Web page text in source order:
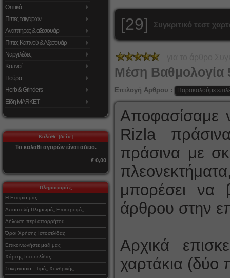
Οπτικά
Πίπες τσιγάρων
Αναπτήρες & αξεσουάρ
Πίπες Καπνού & Αξεσουάρ
Ναργιλέδες
Καπνοί
Πούρα
Herb & Grinders
Είδη MARKET
Καλάθι [δείτε]
Το καλάθι αγορών είναι άδειο.
€ 0,00
Πληροφορίες
Η Εταιρία μας
Αποστολή-Πληρωμές-Επιστροφές
Δήλωση περί απορρήτου
Όροι Χρήσης Ιστοσελίδας
Επικοινωνήστε μαζί μας
Χάρτης Ιστοσελίδας
Συνεργασία - Τιμές Χονδρικής
[29] Συγκριτικό τεστ
Μέση Βαθμολογία
Επιλογή Αρθρου :
Αποφασίσαμε
Rizla
πράσινα με
μπορέσει να
άρθρου στην
Αρχικά
χαρτάκια (δύο